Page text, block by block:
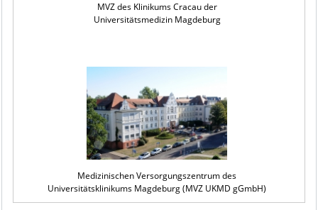
MVZ des Klinikums Cracau der
Universitätsmedizin Magdeburg
Medizinischen Versorgungszentrum des
Universitätsklinikums Magdeburg (MVZ UKMD gGmbH)